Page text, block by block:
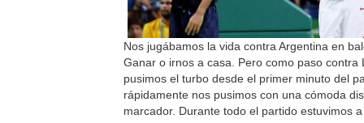
Nos jugábamos la vida contra Argentina en
Ganar o irnos a casa. Pero como paso contra
pusimos el turbo desde el primer minuto del
rápidamente nos pusimos con una cómoda
marcador. Durante todo el partido estuvimos